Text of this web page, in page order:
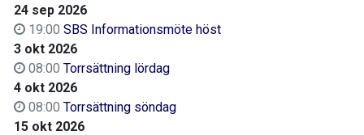
24 sep 2026
19:00 SBS Informationsmöte höst
3 okt 2026
08:00 Torrsättning lördag
4 okt 2026
08:00 Torrsättning söndag
15 okt 2026